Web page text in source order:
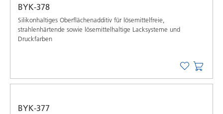
BYK-378
Silikonhaltiges Oberflächenadditiv für lösemittelfreie,
strahlenhärtende sowie lösemittelhaltige Lacksysteme und
Druckfarben
BYK-377